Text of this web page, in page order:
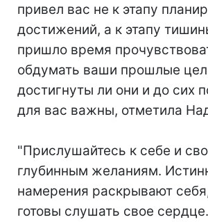
привел вас не к этапу
достижений, а к этапу
пришло время
обдумать ваши прошлые
достигнуты ли они и до сих
для вас важны, отметила
"Прислушайтесь к себе и
глубинным желаниям.
намерения раскрывают
готовы слушать свое